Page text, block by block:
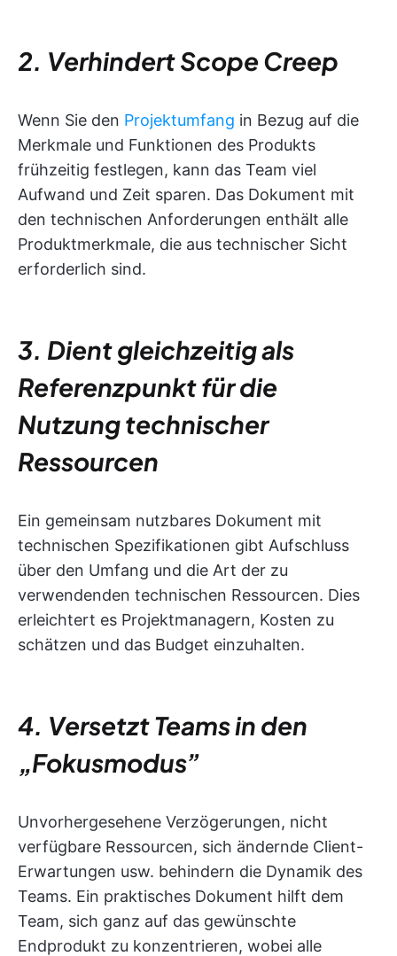
2. Verhindert Scope Creep
Wenn Sie den Projektumfang in Bezug auf die
Merkmale und Funktionen des Produkts
frühzeitig festlegen, kann das Team viel
Aufwand und Zeit sparen. Das Dokument mit
den technischen Anforderungen enthält alle
Produktmerkmale, die aus technischer Sicht
erforderlich sind.
3. Dient gleichzeitig als
Referenzpunkt für die
Nutzung technischer
Ressourcen
Ein gemeinsam nutzbares Dokument mit
technischen Spezifikationen gibt Aufschluss
über den Umfang und die Art der zu
verwendenden technischen Ressourcen. Dies
erleichtert es Projektmanagern, Kosten zu
schätzen und das Budget einzuhalten.
4. Versetzt Teams in den
„Fokusmodus”
Unvorhergesehene Verzögerungen, nicht
verfügbare Ressourcen, sich ändernde Client-
Erwartungen usw. behindern die Dynamik des
Teams. Ein praktisches Dokument hilft dem
Team, sich ganz auf das gewünschte
Endprodukt zu konzentrieren, wobei alle